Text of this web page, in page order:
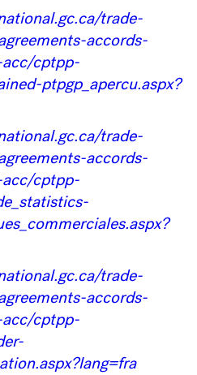
trade-
accords-
cptpp-
ptpgp_apercu.aspx?
trade-
accords-
cptpp-
trade-
accords-
cptpp-